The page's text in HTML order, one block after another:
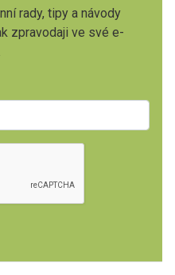
rady, tipy a návody
zpravodaji ve své e-